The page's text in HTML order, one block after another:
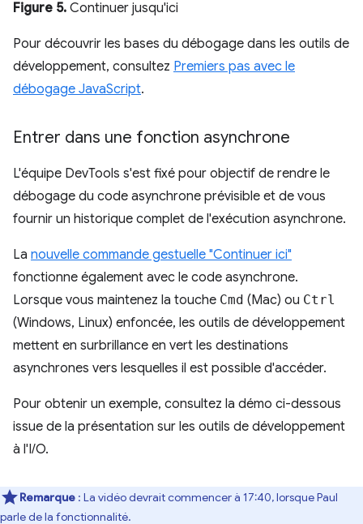
Figure 5. Continuer jusqu'ici
Pour découvrir les bases du débogage dans les outils de
développement, consultez Premiers pas avec le
débogage JavaScript.
Entrer dans une fonction asynchrone
L'équipe DevTools s'est fixé pour objectif de rendre le
débogage du code asynchrone prévisible et de vous
fournir un historique complet de l'exécution asynchrone.
La nouvelle commande gestuelle "Continuer ici"
fonctionne également avec le code asynchrone.
Lorsque vous maintenez la touche Cmd (Mac) ou Ctrl
(Windows, Linux) enfoncée, les outils de développement
mettent en surbrillance en vert les destinations
asynchrones vers lesquelles il est possible d'accéder.
Pour obtenir un exemple, consultez la démo ci-dessous
issue de la présentation sur les outils de développement
à l'I/O.
Remarque : La vidéo devrait commencer à 17:40, lorsque Paul
parle de la fonctionnalité.